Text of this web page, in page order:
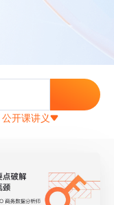
公开课讲义